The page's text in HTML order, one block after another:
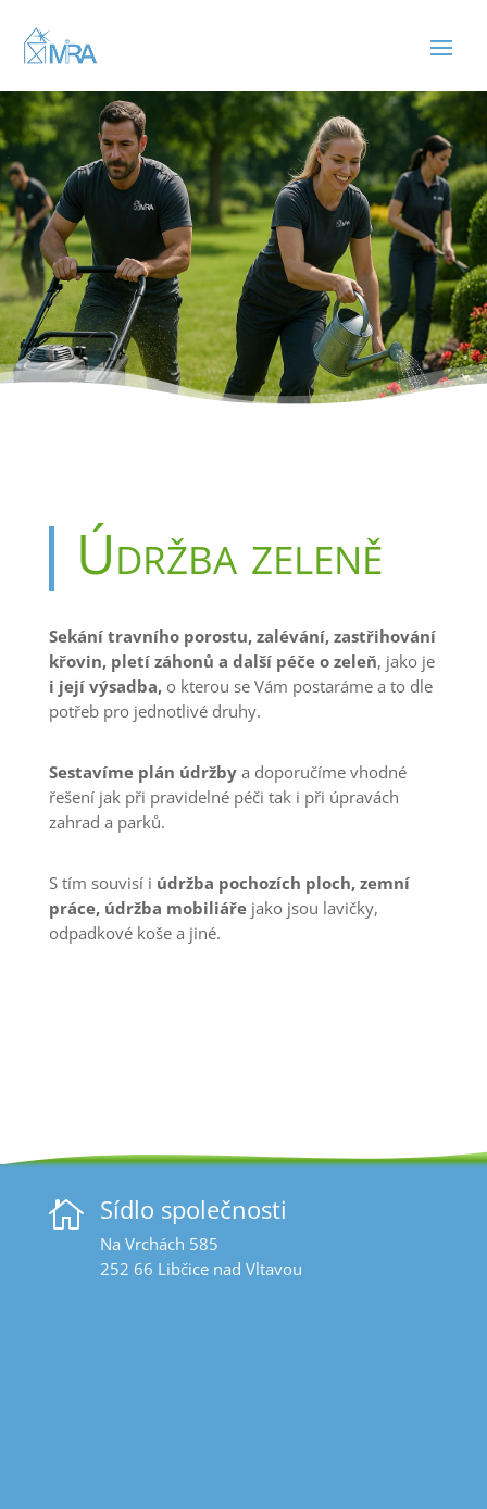
Údržba zeleně
Sekání travního porostu, zalévání, zastřihování
křovin, pletí záhonů a další péče o zeleň, jako je
i její výsadba,o kterou se Vám postaráme a to dle
potřeb pro jednotlivé druhy.
Sestavíme plán údržbya doporučíme vhodné
řešení jak při pravidelné péči tak i při úpravách
zahrad a parků.
S tím souvisí i údržba pochozích ploch, zemní
práce, údržba mobiliářejako jsou lavičky,
odpadkové koše a jiné.
 Sídlo společnosti
Na Vrchách 585
252 66 Libčice nad Vltavou